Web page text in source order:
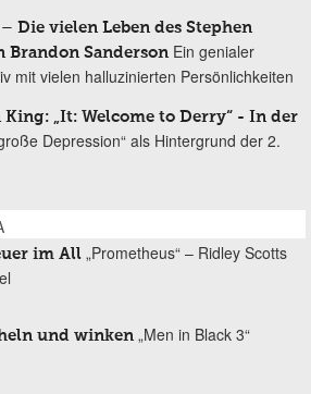
Die vielen Leben des Stephen
Brandon Sanderson Ein genialer
mit vielen halluzinierten Persönlichkeiten
King: „It: Welcome to Derry“ - In der
Depression“ als Hintergrund der 2.
im All „Prometheus“ – Ridley Scotts
und winken „Men in Black 3“